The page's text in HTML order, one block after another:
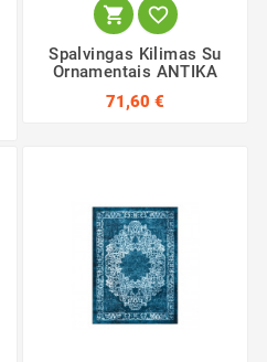
 
Spalvingas Kilimas Su
Ornamentais ANTIKA
71,60 €